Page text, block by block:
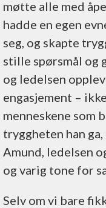
møtte alle med
hadde en egen
seg, og skapte
stille spørsmål og
og ledelsen
engasjement –
menneskene som
tryggheten han
Amund, ledelsen
og varig tone for
Selv om vi bare